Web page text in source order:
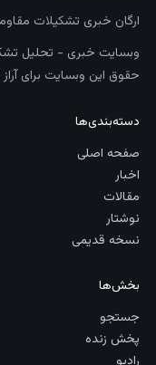
ارگان خبری تشکیلات
وبسایت خبری - تحلیل
حقوق این وبسایت برای
دسته‌بندی‌ها
صفحه اصلی
اخبار
مقالات
نوشتار
نسخه قدیمی
بخش‌ها
جستجو
پخش زنده